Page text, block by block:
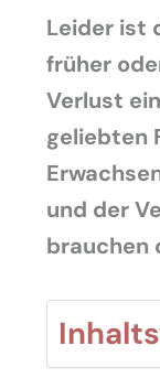
Leider ist
früher
Verlust
geliebten
und der
brauchen